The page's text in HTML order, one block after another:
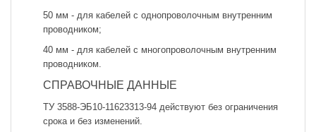
50 мм - для кабелей с однопроволочным внутренним
проводником;
40 мм - для кабелей с многопроволочным внутренним
проводником.
СПРАВОЧНЫЕ ДАННЫЕ
ТУ 3588-ЭБ10-11623313-94 действуют без ограничения
срока и без изменений.